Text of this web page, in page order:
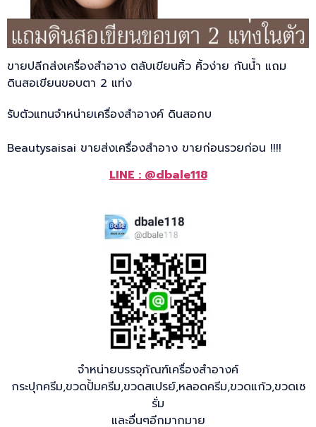
ขายปลีกส่งเครื่องสำอาง ตลับเขียนคิ้ว คิ้วง่าย กันน้ำ แถม
ดินสอเขียนขอบตา 2 แท่ง
รับตัวแทนจำหน่ายเครื่องสำอางค์ ดินสอกบ
Beautysaisai ขายส่งเครื่องสำอาง ขายก่อนรวยก่อน !!!!
LINE : @dbale118
จำหน่ายบรรจุภัณฑ์เครื่องสำอางค์
กระปุกครีม,ขวดปั้มครีม,ขวดสเปรย์,หลอดครีม,ขวดแก้ว,ขวดเซ
รั่ม
และอื่นๆอีกมากมาย